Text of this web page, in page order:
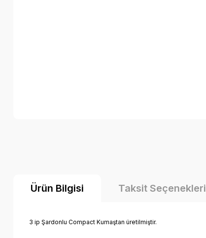
Ürün Bilgisi Taksit Seçenekleri
3 ip Şardonlu Compact Kumaştan üretilmiştir.